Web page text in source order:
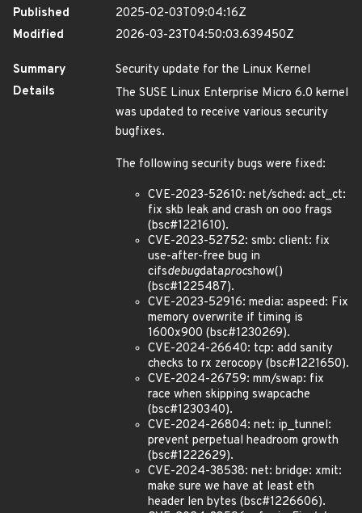
Published
2025-02-03T09:04:16Z
Modified
2026-03-23T04:50:03.639450Z
Summary
Security update for the Linux Kernel
Details
The SUSE Linux Enterprise Micro 6.0 kernel
was updated to receive various security
bugfixes.
The following security bugs were fixed:
CVE-2023-52610: net/sched: act_ct:
fix skb leak and crash on ooo frags
(bsc#1221610).
CVE-2023-52752: smb: client: fix
use-after-free bug in
cifsdebugdataprocshow()
(bsc#1225487).
CVE-2023-52916: media: aspeed: Fix
memory overwrite if timing is
1600x900 (bsc#1230269).
CVE-2024-26640: tcp: add sanity
checks to rx zerocopy (bsc#1221650).
CVE-2024-26759: mm/swap: fix
race when skipping swapcache
(bsc#1230340).
CVE-2024-26804: net: ip_tunnel:
prevent perpetual headroom growth
(bsc#1222629).
CVE-2024-38538: net: bridge: xmit:
make sure we have at least eth
header len bytes (bsc#1226606).